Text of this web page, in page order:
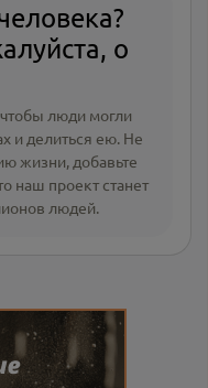
о
люди могли
и делиться ею. Не
жизни, добавьте
наш проект станет
людей.